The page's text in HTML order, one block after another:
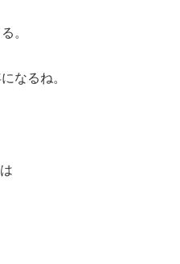
。
なるね。